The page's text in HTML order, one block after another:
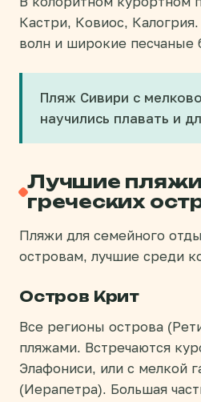
Кастри, Ковиос,
волн и широкие песчаные
Пляж Сивири с
научились плавать и
Лучшие пляжи
греческих
Пляжи для семейного
островам, лучшие среди
Остров Крит
Все регионы острова
пляжами. Встречаются
Элафониси, или с мелкой
(Иерапетра). Большая